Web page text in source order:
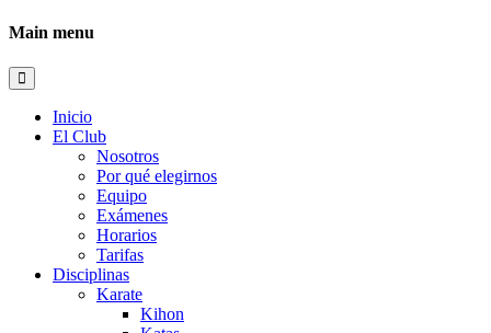
Main menu
Inicio
El Club
Nosotros
Por qué elegirnos
Equipo
Exámenes
Horarios
Tarifas
Disciplinas
Karate
Kihon